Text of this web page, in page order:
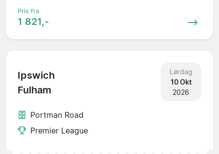
Pris fra
1 821,-
Ipswich
Fulham
Lørdag
10 Okt
2026
Portman Road
Premier League